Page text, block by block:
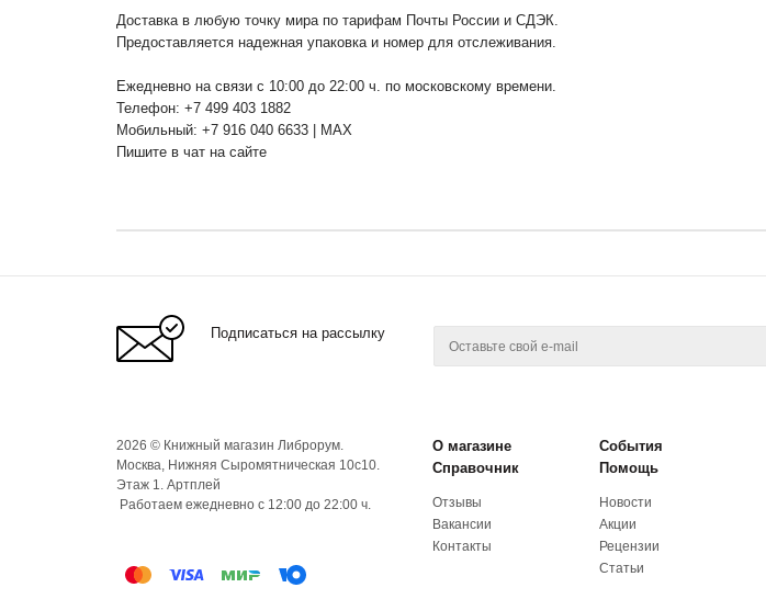
Доставка в любую точку мира по тарифам Почты России и СДЭК.
Предоставляется надежная упаковка и номер для отслеживания.
Ежедневно на связи с 10:00 до 22:00 ч. по московскому времени.
Телефон: +7 499 403 1882
Мобильный: +7 916 040 6633 | MAX
Пишите в чат на сайте
Подписаться на рассылку
2026 © Книжный магазин Либрорум.
Москва, Нижняя Сыромятническая 10с10.
Этаж 1. Артплей
Работаем ежедневно с 12:00 до 22:00 ч.
О магазине События
Справочник
Помощь
Отзывы
Вакансии
Контакты
Новости
Акции
Рецензии
Статьи